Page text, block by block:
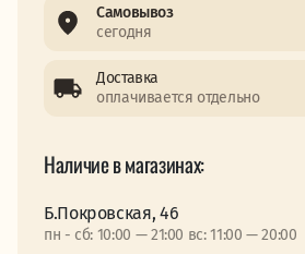
Самовывоз
сегодня
Доставка
оплачивается отдельно
Наличие в магазинах:
Б.Покровская, 46
пн - сб: 10:00 — 21:00 вс: 11:00 — 20:00